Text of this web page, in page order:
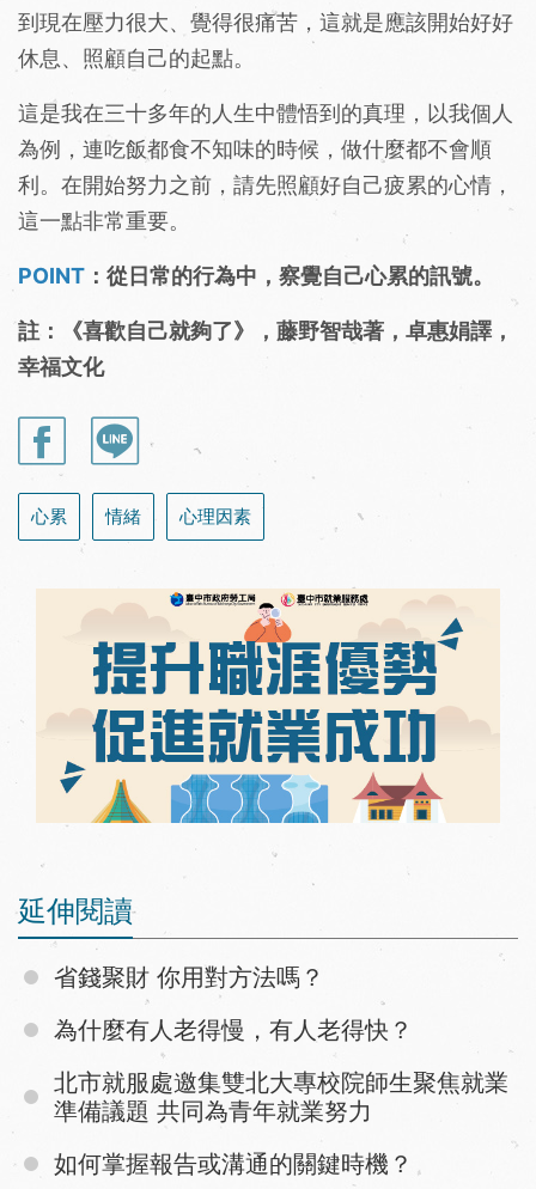
到現在壓力很大、覺得很痛苦，這就是應該開始好好
休息、照顧自己的起點。
這是我在三十多年的人生中體悟到的真理，以我個人
為例，連吃飯都食不知味的時候，做什麼都不會順
利。在開始努力之前，請先照顧好自己疲累的心情，
這一點非常重要。
POINT ：從日常的行為中，察覺自己心累的訊號。
註：《喜歡自己就夠了》，藤野智哉著，卓惠娟譯，
幸福文化
心累 情緒 心理因素
延伸閱讀
省錢聚財 你用對方法嗎？
為什麼有人老得慢，有人老得快？
北市就服處邀集雙北大專校院師生聚焦就業
準備議題 共同為青年就業努力
如何掌握報告或溝通的關鍵時機？